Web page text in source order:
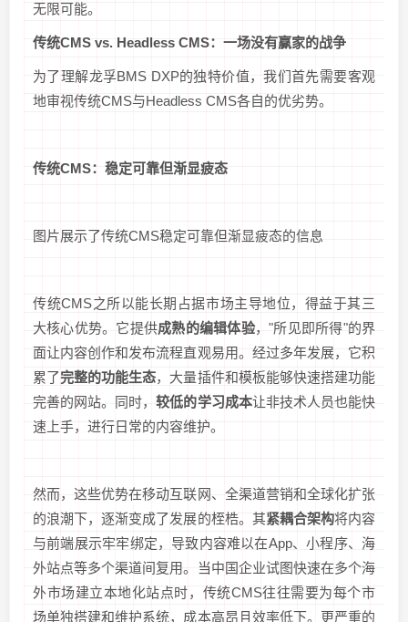
无限可能。
传统CMS vs. Headless CMS：一场没有赢家的战争
为了理解龙孚BMS DXP的独特价值，我们首先需要客观
地审视传统CMS与Headless CMS各自的优劣势。
传统CMS：稳定可靠但渐显疲态
图片展示了传统CMS稳定可靠但渐显疲态的信息
传统CMS之所以能长期占据市场主导地位，得益于其三
大核心优势。它提供成熟的编辑体验，"所见即所得"的界
面让内容创作和发布流程直观易用。经过多年发展，它积
累了完整的功能生态，大量插件和模板能够快速搭建功能
完善的网站。同时，较低的学习成本让非技术人员也能快
速上手，进行日常的内容维护。
然而，这些优势在移动互联网、全渠道营销和全球化扩张
的浪潮下，逐渐变成了发展的桎梏。其紧耦合架构将内容
与前端展示牢牢绑定，导致内容难以在App、小程序、海
外站点等多个渠道间复用。当中国企业试图快速在多个海
外市场建立本地化站点时，传统CMS往往需要为每个市
场单独搭建和维护系统，成本高昂且效率低下。更严重的